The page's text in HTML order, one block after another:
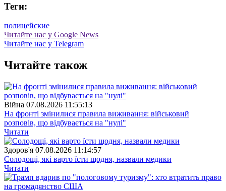
Теги:
полицейские
Читайте нас у Google News
Читайте нас у Telegram
Читайте також
Війна 07.08.2026 11:55:13
На фронті змінилися правила виживання: військовий
розповів, що відбувається на "нулі"
Читати
Здоров'я 07.08.2026 11:14:57
Солодощі, які варто їсти щодня, назвали медики
Читати